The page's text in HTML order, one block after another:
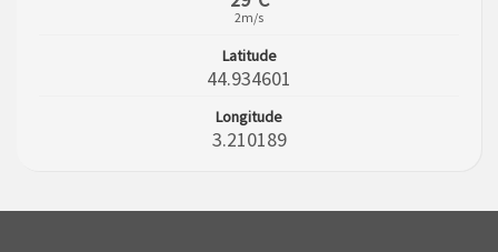
2m/s
Latitude
44.934601
Longitude
3.210189